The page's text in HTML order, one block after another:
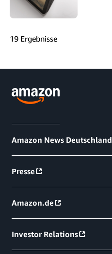
19 Ergebnisse
Amazon News Deutschland
Presse
Amazon.de
Investor Relations